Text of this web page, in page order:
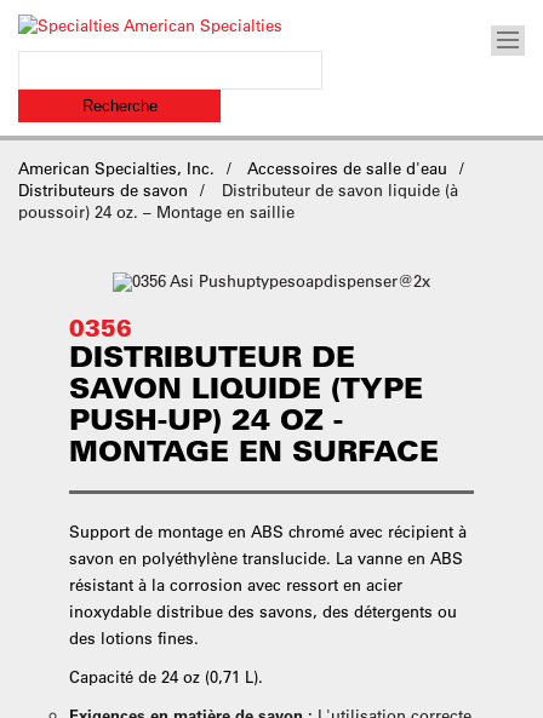
American Specialties, Inc.
Accessoires de salle d'eau
Distributeurs de savon
Distributeur de savon liquide (à
poussoir) 24 oz. – Montage en saillie
0356
DISTRIBUTEUR DE
SAVON LIQUIDE (TYPE
PUSH-UP) 24 OZ -
MONTAGE EN SURFACE
Support de montage en ABS chromé avec récipient à
savon en polyéthylène translucide. La vanne en ABS
résistant à la corrosion avec ressort en acier
inoxydable distribue des savons, des détergents ou
des lotions fines.
Capacité de 24 oz (0,71 L).